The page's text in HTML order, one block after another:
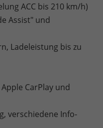
ACC bis 210 km/h)
Assist" und
Ladeleistung bis zu
CarPlay und
verschiedene Info-